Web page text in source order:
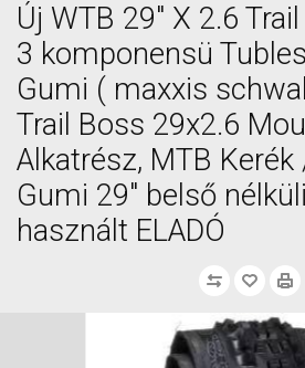
Új WTB 29" X 2.6
3 komponensü
Gumi ( maxxis
Trail Boss 29x2.6
Alkatrész, MTB
Gumi 29" belső
használt ELADÓ